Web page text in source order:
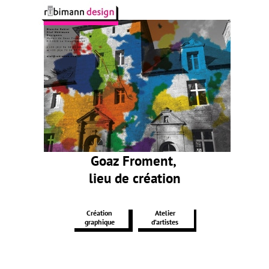
Blanche Rubini
Olaf Mühlmann
Designers
Manoir de Goaz Froment
F-22420 Le Vieux-Marché
t +33 (0)2 96 38 85 80
m +33 (0)6 72 50 87 50
olaf@rubimann.com
Goaz Froment,
lieu de création
Création
graphique
Atelier
d’artistes